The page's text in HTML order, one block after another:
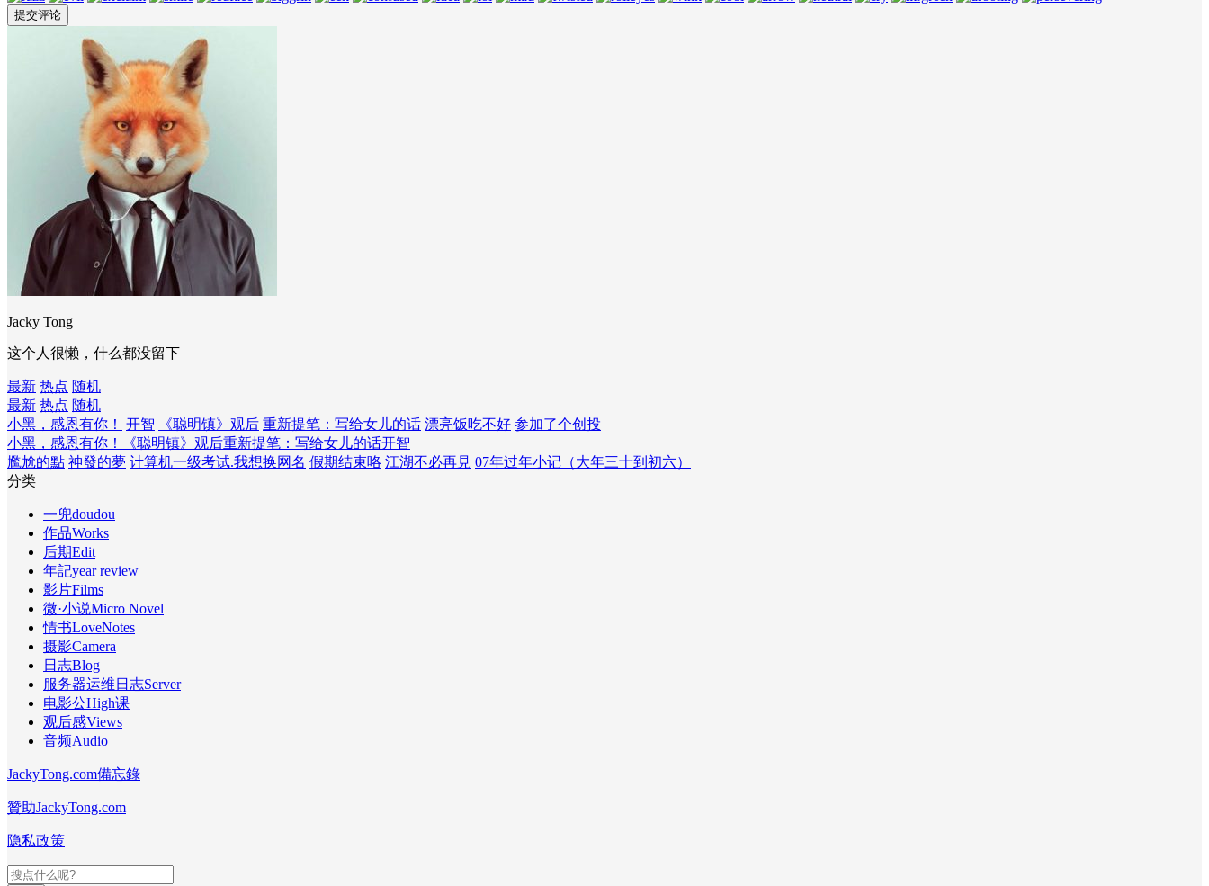
Jacky Tong
这个人很懒，什么都没留下
最新 热点 随机
最新 热点 随机
小黑，感恩有你！
开智 《聪明镇》观后 重新提笔：写给女儿的话 漂亮饭吃不好 参加了个创投
小黑，感恩有你！
《聪明镇》观后重新提笔：写给女儿的话开智
尷尬的點 神發的夢 计算机一级考试.我想换网名 假期结束咯 江湖不必再見 07年过年小记（大年三十到初六）
分类
一兜doudou
作品Works
后期Edit
年記year review
影片Films
微·小说Micro Novel
情书LoveNotes
摄影Camera
日志Blog
服务器运维日志Server
电影公High课
观后感Views
音频Audio
JackyTong.com備忘錄
贊助JackyTong.com
隐私政策